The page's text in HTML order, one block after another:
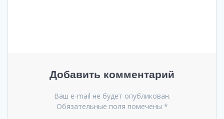
Добавить комментарий
Ваш e-mail не будет опубликован.
Обязательные поля помечены *